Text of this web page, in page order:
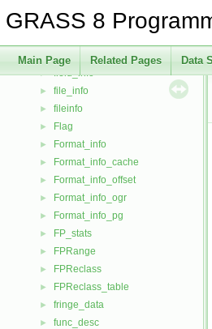
GRASS 8
Main Page Related Pages Data
► EMPQueueAdaptive
► fcell_triple
► field_info
► file_info
► fileinfo
► Flag
► Format_info
► Format_info_cache
► Format_info_offset
► Format_info_ogr
► Format_info_pg
► FP_stats
► FPRange
► FPReclass
► FPReclass_table
► fringe_data
► func_desc